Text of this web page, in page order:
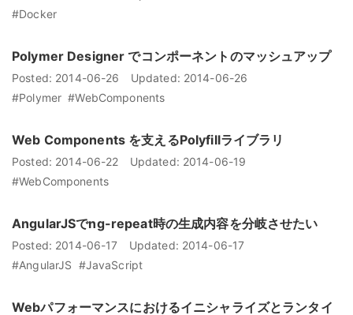
#Docker
Polymer Designer でコンポーネントのマッシュアップ
Posted: 2014-06-26 Updated: 2014-06-26
#Polymer #WebComponents
Web Components を支えるPolyfillライブラリ
Posted: 2014-06-22 Updated: 2014-06-19
#WebComponents
AngularJSでng-repeat時の生成内容を分岐させたい
Posted: 2014-06-17 Updated: 2014-06-17
#AngularJS #JavaScript
Webパフォーマンスにおけるイニシャライズとランタイ